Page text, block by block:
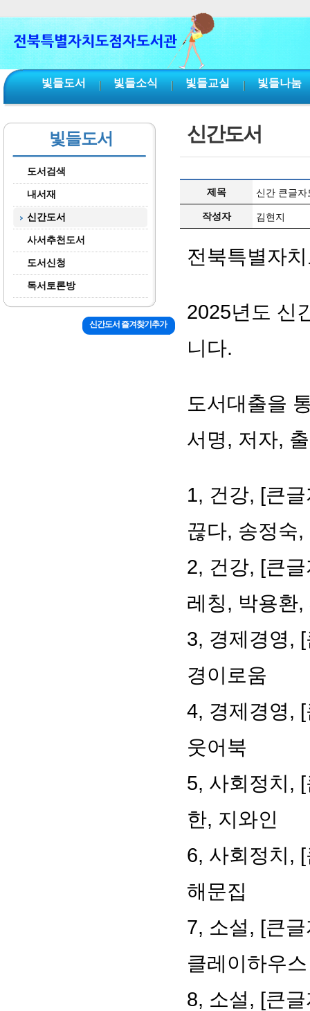
빛들도서 빛들소식 빛들교실 빛들나눔
빛들도서
도서검색
내서재
신간도서
사서추천도서
도서신청
독서토론방
신간도서
제목 신간 큰글
작성자 김현지
전북특별자
2025년도 신
니다.
도서대출을
서명, 저자,
1, 건강, [큰
끊다, 송정숙
2, 건강, [큰
레칭, 박용환
3, 경제경영,
경이로움
4, 경제경영,
웃어북
5, 사회정치,
한, 지와인
6, 사회정치,
해문집
7, 소설, [큰
클레이하우스
8, 소설, [큰
신간도서 즐겨찾기추가